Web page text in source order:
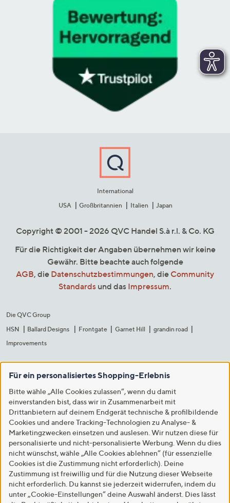
International
USA
Großbritannien Italien Japan
Copyright © 2001 - 2026 QVC Handel S.à r.l. & Co. KG
Für die Richtigkeit der Angaben übernehmen wir keine
Gewähr. Bitte beachte auch folgende
AGB, die Datenschutzbestimmungen, die Community
Standards und das Impressum.
Die QVC Group
HSN
Ballard Designs Frontgate Garnet Hill
grandin road
Improvements
Für ein personalisiertes Shopping-Erlebnis
Bitte wähle „Alle Cookies zulassen“, wenn du damit
einverstanden bist, dass wir in Zusammenarbeit mit
Drittanbietern auf deinem Endgerät technische & profilbildende
Cookies und andere Tracking-Technologien zu Analyse- &
Marketingzwecken einsetzen und auslesen. Wir nutzen diese für
personalisierte und nicht-personalisierte Werbung. Wenn du dies
nicht wünschst, wähle „Alle Cookies ablehnen“ (für essenzielle
Cookies ist die Zustimmung nicht erforderlich). Deine
Zustimmung ist freiwillig und für die Nutzung dieser Webseite
nicht erforderlich. Du kannst sie jederzeit widerrufen, indem du
unter „Cookie-Einstellungen“ deine Auswahl änderst. Dies lässt